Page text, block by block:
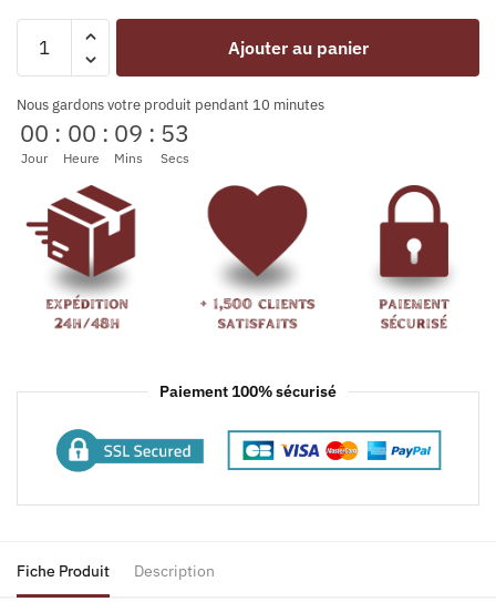
Ajouter au panier
Nous gardons votre produit pendant 10 minutes
00
Jour
: 00
Heure
: 09
Mins
: 53
Secs
Paiement 100% sécurisé
Fiche Produit Description